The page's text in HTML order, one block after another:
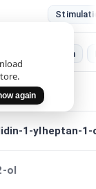
Stimulation
1-ylheptan-1-
ol
again